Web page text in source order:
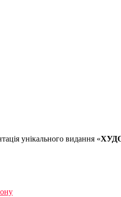
унікального видання «